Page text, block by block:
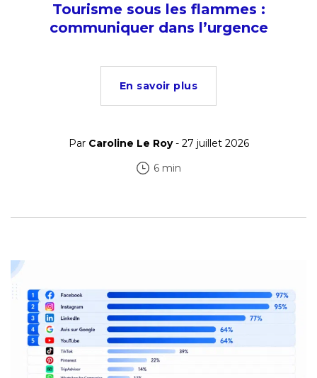
Tourisme sous les flammes :
communiquer dans l’urgence
En savoir plus
Par Caroline Le Roy- 27 juillet 2026
6 min